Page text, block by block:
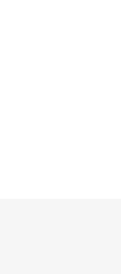
南亚及全球用户的